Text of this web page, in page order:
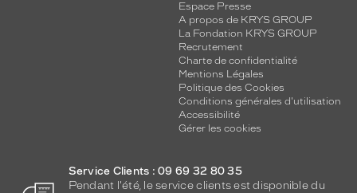
Espace Presse
A propos de KRYS GROUP
La Fondation KRYS GROUP
Recrutement
Charte de confidentialité
Mentions Légales
Politique des Cookies
Conditions générales d'utilisation
Accessibilité
Gérer les cookies
Service Clients : 09 69 32 80 35
Pendant l'été, le service clients est disponible du